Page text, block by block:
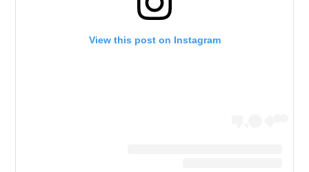
View this post on Instagram